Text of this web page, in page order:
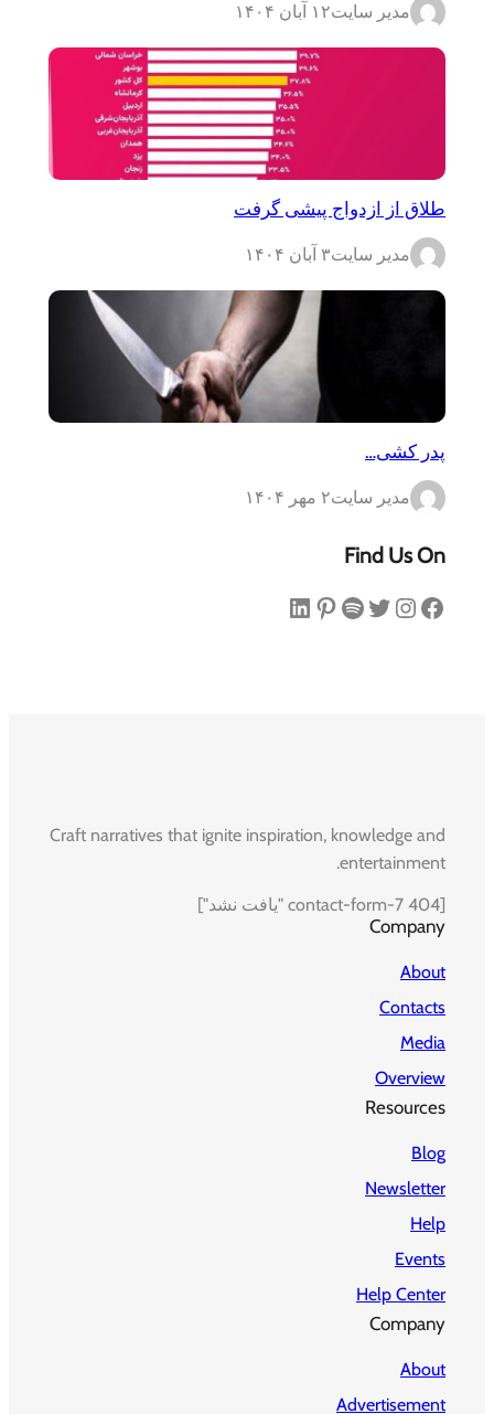
مدیر سایت۱۲ آبان ۱۴۰۴
طلاق از ازدواج پیشی گرفت
مدیر سایت۳ آبان ۱۴۰۴
پدر کشی…
مدیر سایت۲ مهر ۱۴۰۴
Find Us On
فیس‌بوک اینستاگرم توییتر اسپاتیفای پینترست لینکداین
Craft narratives that ignite inspiration, knowledge and
entertainment.
[contact-form-7 404 "یافت نشد"]
Company
About
Contacts
Media
Overview
Resources
Blog
Newsletter
Help
Events
Help Center
Company
About
Advertisement